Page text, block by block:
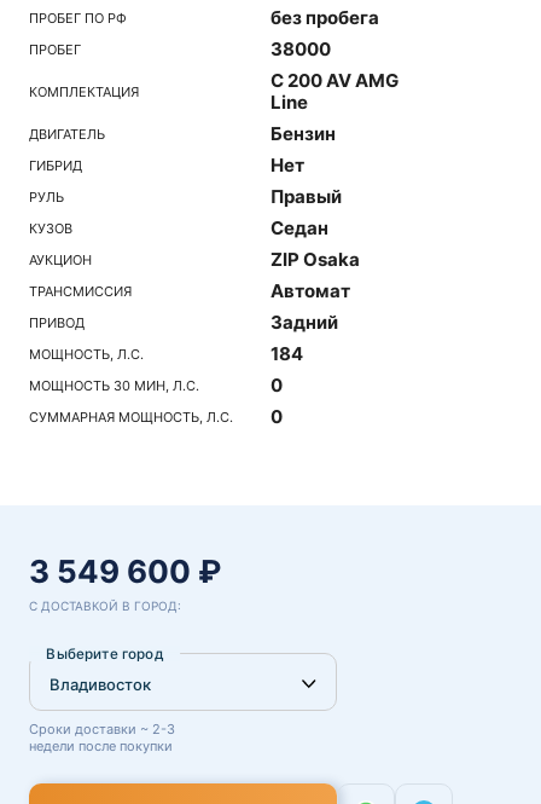
ПРОБЕГ ПО РФ без пробега
ПРОБЕГ 38000
КОМПЛЕКТАЦИЯ
C 200 AV AMG
Line
ДВИГАТЕЛЬ Бензин
ГИБРИД Нет
РУЛЬ Правый
КУЗОВ Седан
АУКЦИОН ZIP Osaka
ТРАНСМИССИЯ Автомат
ПРИВОД Задний
МОЩНОСТЬ, Л.С. 184
МОЩНОСТЬ 30 МИН, Л.С. 0
СУММАРНАЯ МОЩНОСТЬ, Л.С. 0
3 549 600 ₽
С ДОСТАВКОЙ В ГОРОД:
Выберите город
Сроки доставки ~ 2-3
недели после покупки